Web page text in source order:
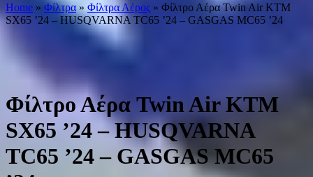
Home » Φίλτρα» Φίλτρα Αέρος » Φίλτρο Αέρα Twin Air KTM
SX65 ’24 – HUSQVARNA TC65 ’24 – GASGAS MC65 ’24
Φίλτρο Αέρα Twin Air KTM
SX65 ’24 – HUSQVARNA
TC65 ’24 – GASGAS MC65